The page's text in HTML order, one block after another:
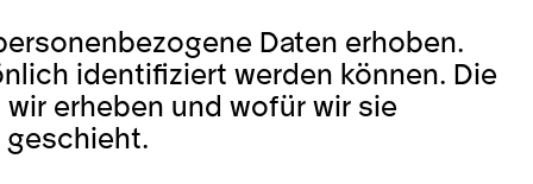
Daten erhoben.
identifiziert werden können. Die
erheben und wofür wir sie
geschieht.